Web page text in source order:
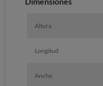
Altura
Longitud
Ancho